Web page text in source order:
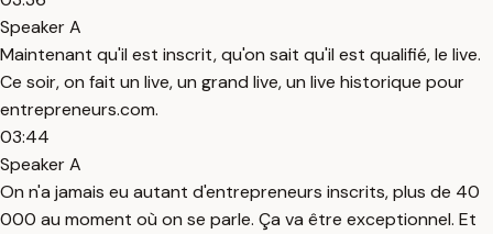
Speaker A
Maintenant qu'il est inscrit, qu'on sait qu'il est qualifié, le live.
Ce soir, on fait un live, un grand live, un live historique pour
entrepreneurs.com.
03:44
Speaker A
On n'a jamais eu autant d'entrepreneurs inscrits, plus de 40
000 au moment où on se parle. Ça va être exceptionnel. Et